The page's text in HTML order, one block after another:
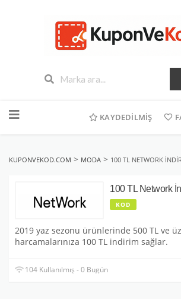
geç
KAYDEDILMIŞ
KUPONVEKOD.COM > MODA > 100 TL NETWORK
100 TL Network
KOD
2019 yaz sezonu ürünlerinde 500 TL ve
harcamalarınıza 100 TL indirim sağlar.
104 Kullanılmış - 0 Bugün